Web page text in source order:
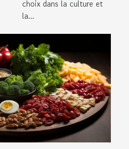
choix dans la culture et
la...